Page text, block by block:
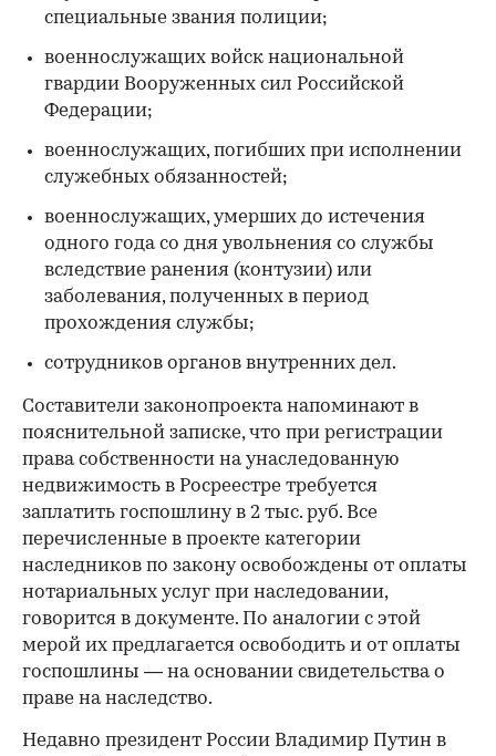
специальные звания полиции;
военнослужащих войск национальной
гвардии Вооруженных сил Российской
Федерации;
военнослужащих, погибших при исполнении
служебных обязанностей;
военнослужащих, умерших до истечения
одного года со дня увольнения со службы
вследствие ранения (контузии) или
заболевания, полученных в период
прохождения службы;
сотрудников органов внутренних дел.
00:00 / 00:00
Составители законопроекта напоминают в
пояснительной записке, что при регистрации
права собственности на унаследованную
недвижимость в Росреестре требуется
заплатить госпошлину в 2 тыс. руб. Все
перечисленные в проекте категории
наследников по закону освобождены от оплаты
нотариальных услуг при наследовании,
говорится в документе. По аналогии с этой
мерой их предлагается освободить и от оплаты
госпошлины — на основании свидетельства о
праве на наследство.
Недавно президент России Владимир Путин в